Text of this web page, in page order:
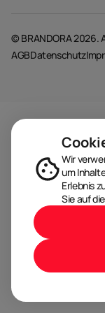
© BRANDORA 2026.
AGBDatenschutz
Wir
um
Erlebnis
Sie auf